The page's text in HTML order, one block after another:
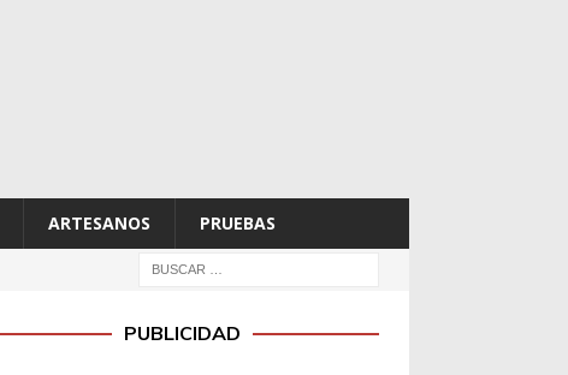
ARTESANOS PRUEBAS
PUBLICIDAD